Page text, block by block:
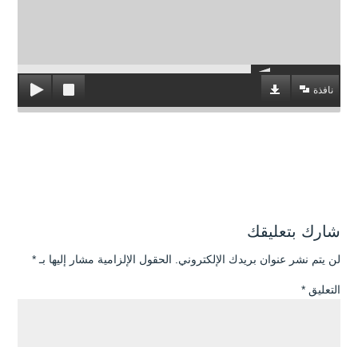
نافذة
شارك بتعليقك
لن يتم نشر عنوان بريدك الإلكتروني. الحقول الإلزامية مشار إليها بـ *
التعليق *